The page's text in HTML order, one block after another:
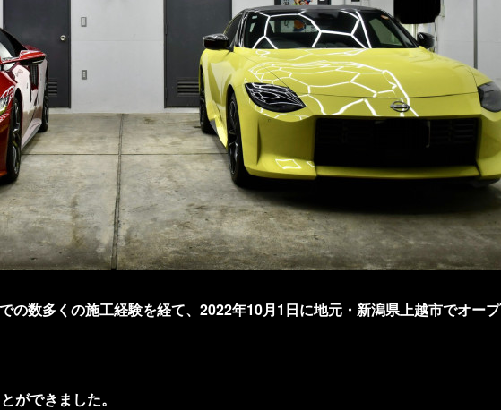
の数多くの施工経験を経て、2022年10月1日に地元・新潟県上越市でオープ
ができました。